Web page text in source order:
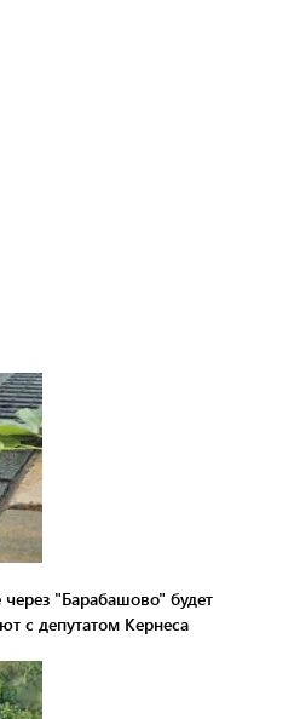
"Барабашово" будет
с депутатом Кернеса